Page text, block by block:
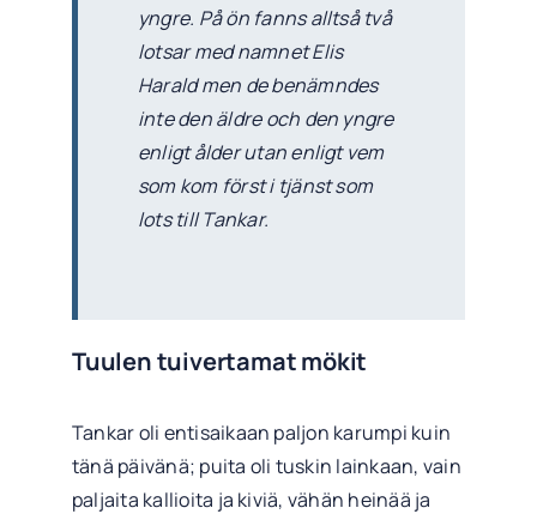
yngre. På ön fanns alltså två
lotsar med namnet Elis
Harald men de benämndes
inte den äldre och den yngre
enligt ålder utan enligt vem
som kom först i tjänst som
lots till Tankar.
Tuulen tuivertamat mökit
Tankar oli entisaikaan paljon karumpi kuin
tänä päivänä; puita oli tuskin lainkaan, vain
paljaita kallioita ja kiviä, vähän heinää ja